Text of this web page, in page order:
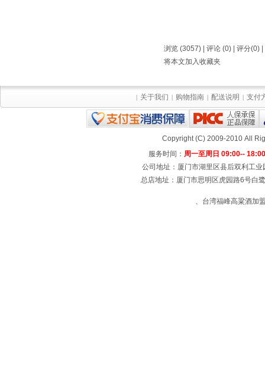
浏览 (3057) | 评论 (0) | 评分(0) |
将本文加入收藏夹
| 关于我们 | 购物指南 | 配送说明 | 支付
Copyright (C) 2009-2010 All
服务时间： 周一至周日 09:00-- 18:00
公司地址：厦门市湖里区县后双利工
总店地址：厦门市思明区虎园路6号白
、台湾福峰高粱酒加